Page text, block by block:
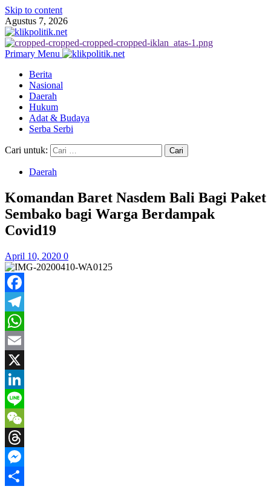
Skip to content
Agustus 7, 2026
Primary Menu
Berita
Nasional
Daerah
Hukum
Adat & Budaya
Serba Serbi
Cari untuk:
Daerah
Komandan Baret Nasdem Bali Bagi Paket
Sembako bagi Warga Berdampak
Covid19
April 10, 2020 0
Facebook
Telegram
WhatsApp
Email
X
LinkedIn
Line
WeChat
Threads
Messenger